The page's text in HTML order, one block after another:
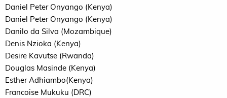
Daniel Peter Onyango (Kenya)
Daniel Peter Onyango (Kenya)
Danilo da Silva (Mozambique)
Denis Nzioka (Kenya)
Desire Kavutse (Rwanda)
Douglas Masinde (Kenya)
Esther Adhiambo(Kenya)
Francoise Mukuku (DRC)